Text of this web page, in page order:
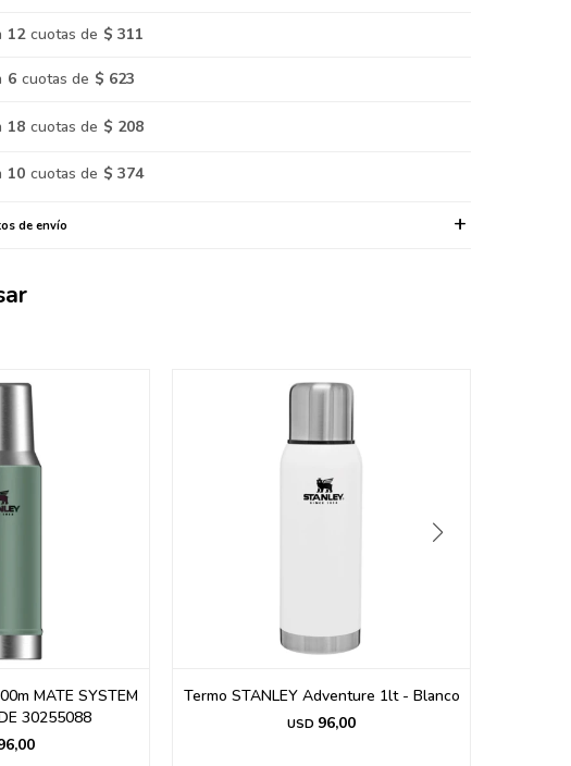
12 cuotas de $ 311
6 cuotas de $ 623
18 cuotas de $ 208
10 cuotas de $ 374
de envío
MATE SYSTEM
30255088
Termo STANLEY Adventure 1lt - Blanco
USD 96,00